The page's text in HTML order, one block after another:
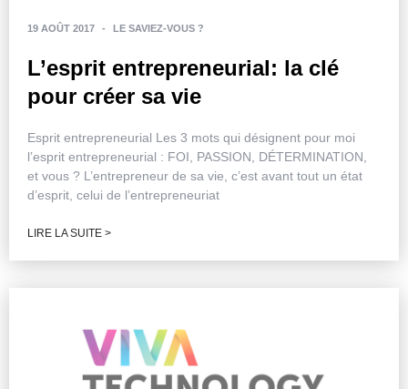
19 AOÛT 2017 - LE SAVIEZ-VOUS ?
L’esprit entrepreneurial: la clé
pour créer sa vie
Esprit entrepreneurial Les 3 mots qui désignent pour moi
l’esprit entrepreneurial : FOI, PASSION, DÉTERMINATION,
et vous ? L’entrepreneur de sa vie, c’est avant tout un état
d’esprit, celui de l’entrepreneuriat
LIRE LA SUITE >